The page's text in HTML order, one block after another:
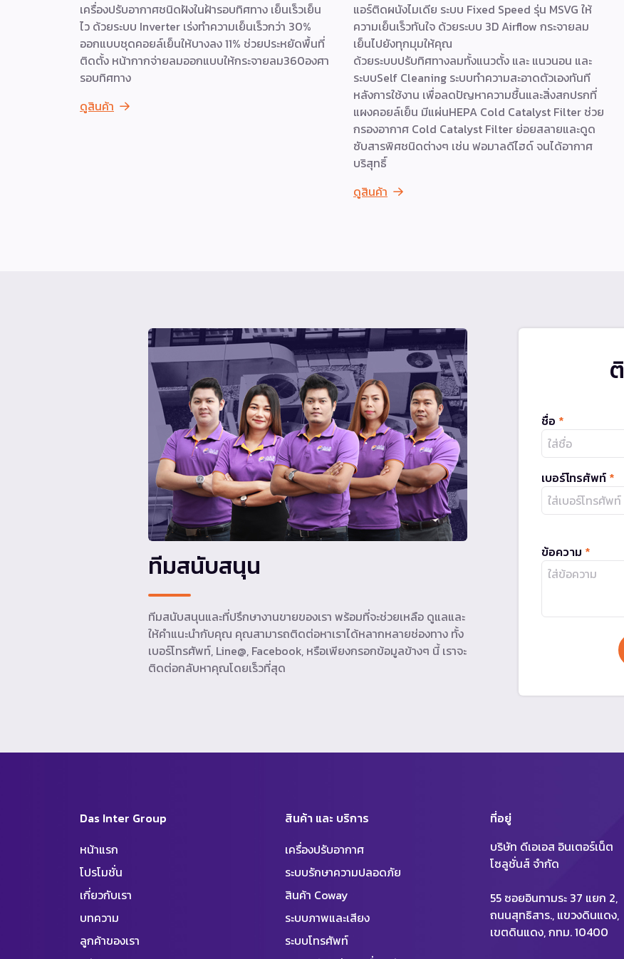
เครื่องปรับอากาศชนิดฝังในฝ้ารอบทิศทาง เย็นเร็วเย็น
ไว ด้วยระบบ Inverter เร่งทำความเย็นเร็วกว่า 30%
ออกแบบชุดคอยล์เย็นให้บางลง 11% ช่วยประหยัดพื้นที่
ติดตั้ง หน้ากากจ่ายลมออกแบบให้กระจายลม360องศา
รอบทิศทาง
ดูสินค้า
แอร์ติดผนังไมเดีย ระบบ Fixed Speed รุ่น MSVG ให้
ความเย็นเร็วทันใจ ด้วยระบบ 3D Airflow กระจายลม
เย็นไปยังทุกมุมให้คุณ
ด้วยระบบปรับทิศทางลมทั้งแนวตั้ง และ แนวนอน และ
ระบบSelf Cleaning ระบบทำความสะอาดตัวเองทันที
หลังการใช้งาน เพื่อลดปัญหาความชื้นและสิ่งสกปรกที่
แผงคอยล์เย็น มีแผ่นHEPA Cold Catalyst Filter ช่วย
กรองอากาศ Cold Catalyst Filter ย่อยสลายและดูด
ซับสารพิศชนิดต่างๆ เช่น ฟอมาลดีไฮด์ จนได้อากาศ
บริสุทธิ์
ดูสินค้า
ชื่อ *
เบอร์โทรศัพท์ *
ข้อความ *
ทีมสนับสนุน
ทีมสนับสนุนและที่ปรึกษางานขายของเรา พร้อมที่จะช่วยเหลือ ดูแลและ
ให้คำแนะนำกับคุณ คุณสามารถติดต่อหาเราได้หลากหลายช่องทาง ทั้ง
เบอร์โทรศัพท์, Line@, Facebook, หรือเพียงกรอกข้อมูลข้างๆ นี้ เราจะ
ติดต่อกลับหาคุณโดยเร็วที่สุด
Das Inter Group
หน้าแรก
โปรโมชั่น
เกี่ยวกับเรา
บทความ
ลูกค้าของเรา
สินค้า และ บริการ
เครื่องปรับอากาศ
ระบบรักษาความปลอดภัย
สินค้า Coway
ระบบภาพและเสียง
ระบบโทรศัพท์
ที่อยู่
บริษัท ดีเอเอส อินเตอร์เน็ต
โซลูชั่นส์ จำกัด
55 ซอยอินทามระ 37 แยก 2,
ถนนสุทธิสาร., แขวงดินแดง,
เขตดินแดง, กทม. 10400